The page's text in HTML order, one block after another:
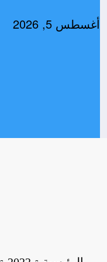
إلىأغسطس 5, 2026